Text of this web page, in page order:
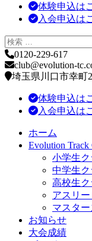
体験申込は
入会申込は
0120-229-617
club@evolution-
埼玉県川口市幸町
体験申込は
入会申込は
ホーム
Evolution
小学生ク
中学生ク
高校生ク
アスリ
マスタ
お知らせ
大会成績